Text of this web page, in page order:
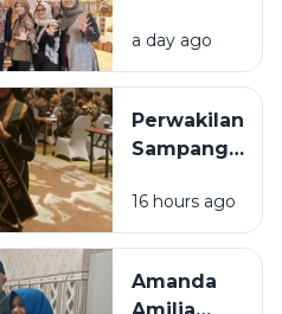
Bawa 5
UMKM
Tampil di
Surabaya
2026
a day ago
Perwakilan
Sampang
Masuk 10
Besar pada
Raka Raki
16 hours ago
Amanda